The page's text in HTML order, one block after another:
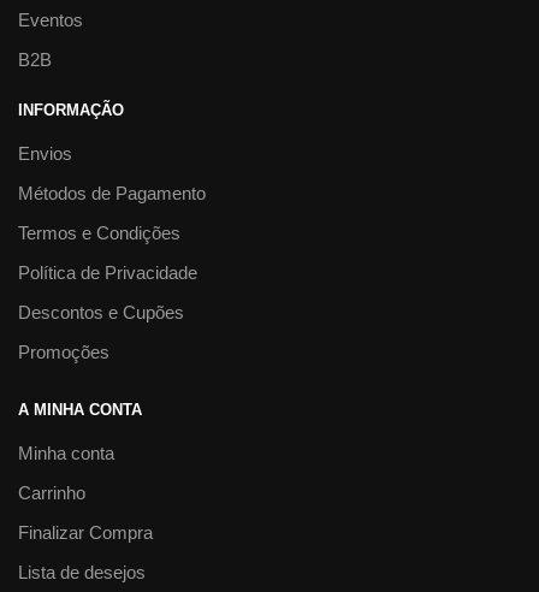
Eventos
B2B
INFORMAÇÃO
Envios
Métodos de Pagamento
Termos e Condições
Política de Privacidade
Descontos e Cupões
Promoções
A MINHA CONTA
Minha conta
Carrinho
Finalizar Compra
Lista de desejos